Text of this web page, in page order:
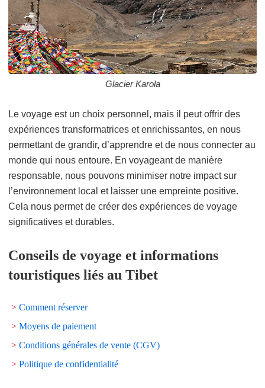
Glacier Karola
Le voyage est un choix personnel, mais il peut offrir des
expériences transformatrices et enrichissantes, en nous
permettant de grandir, d’apprendre et de nous connecter au
monde qui nous entoure. En voyageant de manière
responsable, nous pouvons minimiser notre impact sur
l’environnement local et laisser une empreinte positive.
Cela nous permet de créer des expériences de voyage
significatives et durables.
Conseils de voyage et informations
touristiques liés au Tibet
> Comment réserver
> Moyens de paiement
> Conditions générales de vente (CGV)
> Politique de confidentialité